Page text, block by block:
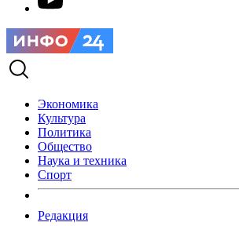
Экономика
Культура
Политика
Общество
Наука и техника
Спорт
Редакция